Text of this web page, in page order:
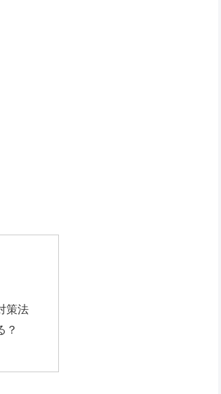
策法
？